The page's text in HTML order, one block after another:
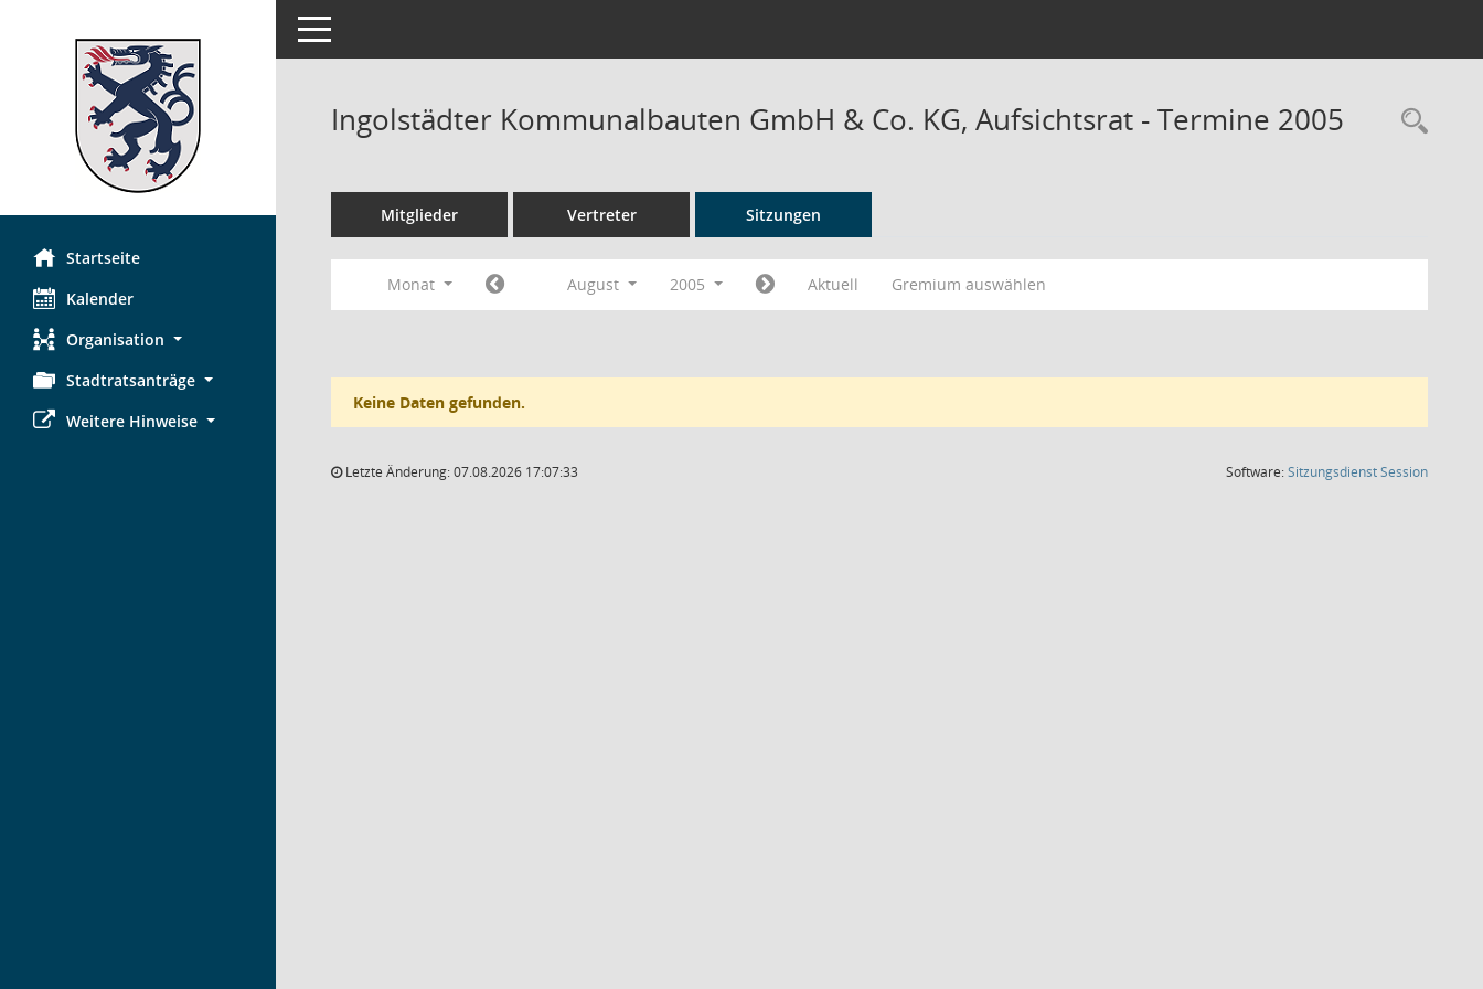
Startseite
Kalender
Organisation
Stadtratsanträge
Weitere Hinweise
Toggle navigation
Ingolstädter Kommunalbauten GmbH & Co. KG, Aufsichtsrat - Termine 2005
Mitglieder Vertreter Sitzungen
Monat August 2005 Aktuell Gremium auswählen
Keine Daten gefunden.
Letzte Änderung: 07.08.2026 17:07:33 Software:SitzungsdienstSession(Wird in